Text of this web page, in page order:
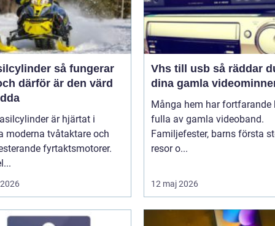
så fungerar
därför är den värd
är hjärtat i
moderna tvåtaktare och
fyrtaktsmotorer.
Vhs till usb så räddar du
dina gamla
Många hem har fortfarande
fulla av gamla videoband.
Familjefester, barns första
resor o...
12 maj 2026